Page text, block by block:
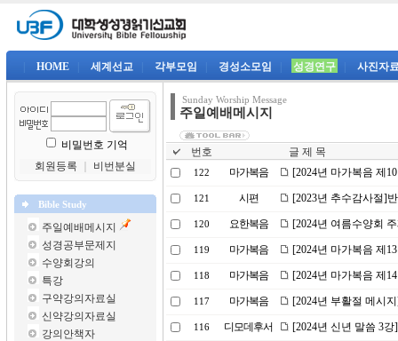
HOME 세계선교 각부모임 경성소모임 성경연구 사진자
비밀번호 기억
회원등록
비번분실
Bible Study
주일예배메시지
성경공부문제지
수양회강의
특강
구약강의자료실
신약강의자료실
강의안책자
Sunday Worship Message
주일예배메시지
번호 글 제 목
122 마가복음 [2024년 마가복음 제
121 시편 [2023년 추수감사절]
120 요한복음 [2024년 여름수양회
119 마가복음 [2024년 마가복음 제
118 마가복음 [2024년 마가복음 제
117 마가복음 [2024년 부활절 메시
116 디모데후서 [2024년 신년 말씀 3